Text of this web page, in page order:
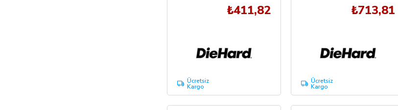
₺411,82
Ücretsiz
Kargo
₺713,81
Ücretsiz
Kargo